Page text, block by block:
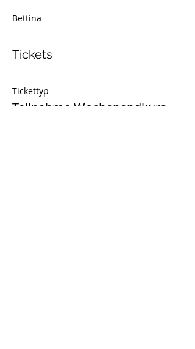
Bettina
Tickets
Tickettyp
Teilnahme Wochenendkurs